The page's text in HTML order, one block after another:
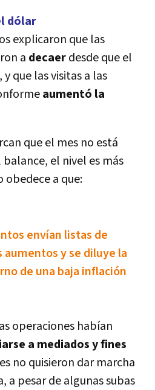
dólar
explicaron que las
a decaerdesde que el
, y que las visitas a las
aumentó la
que el mes no está
el nivel es más
obedece a que:
enví­an listas de
y se diluye la
de una baja inflación
operaciones habí­an
a mediados y fines
no quisieron dar marcha
a pesar de algunas subas